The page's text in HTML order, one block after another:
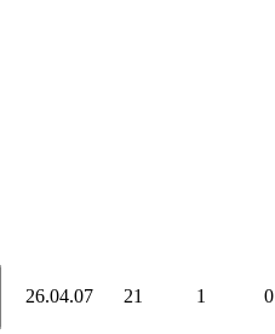
26.04.07 21 1 0